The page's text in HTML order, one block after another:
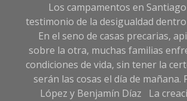
Los campamentos en
testimonio de la desigualdad dentro
En el seno de casas precarias,
sobre la otra, muchas familias
condiciones de vida, sin tener la
serán las cosas el día de mañana.
López y Benjamín Díaz La